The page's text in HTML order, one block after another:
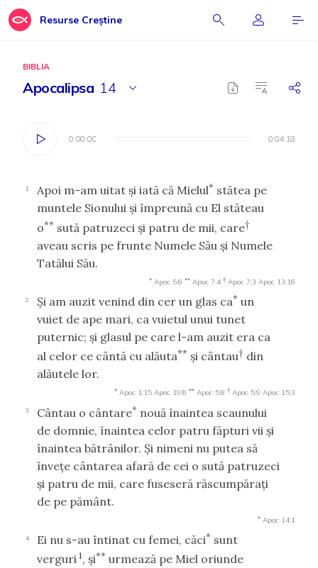
Resurse Creștine
BIBLIA
Apocalipsa 14
0:00:00 0:04:18
0:00:00 0:04:18
1 Apoi m-am uitat şi iată că Mielul* stătea pe
muntele Sionului şi împreună cu El stăteau
o** sută patruzeci şi patru de mii, care†
aveau scris pe frunte Numele Său şi Numele
Tatălui Său.
* Apoc 5:6 ** Apoc 7:4 † Apoc 7:3 Apoc 13:16
2 Şi am auzit venind din cer un glas ca* un
vuiet de ape mari, ca vuietul unui tunet
puternic; şi glasul pe care l-am auzit era ca
al celor ce cântă cu alăuta** şi cântau† din
alăutele lor.
* Apoc 1:15 Apoc 19:6 ** Apoc 5:8 † Apoc 5:9 Apoc 15:3
3 Cântau o cântare* nouă înaintea scaunului
de domnie, înaintea celor patru făpturi vii şi
înaintea bătrânilor. Şi nimeni nu putea să
înveţe cântarea afară de cei o sută patruzeci
şi patru de mii, care fuseseră răscumpăraţi
de pe pământ.
* Apoc 14:1
4 Ei nu s-au întinat cu femei, căci* sunt
verguri1, şi** urmează pe Miel oriunde